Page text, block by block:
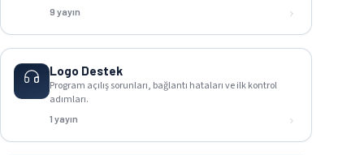
9 yayın
Logo Destek
Program açılış sorunları, bağlantı hataları ve ilk kontrol
adımları.
1 yayın